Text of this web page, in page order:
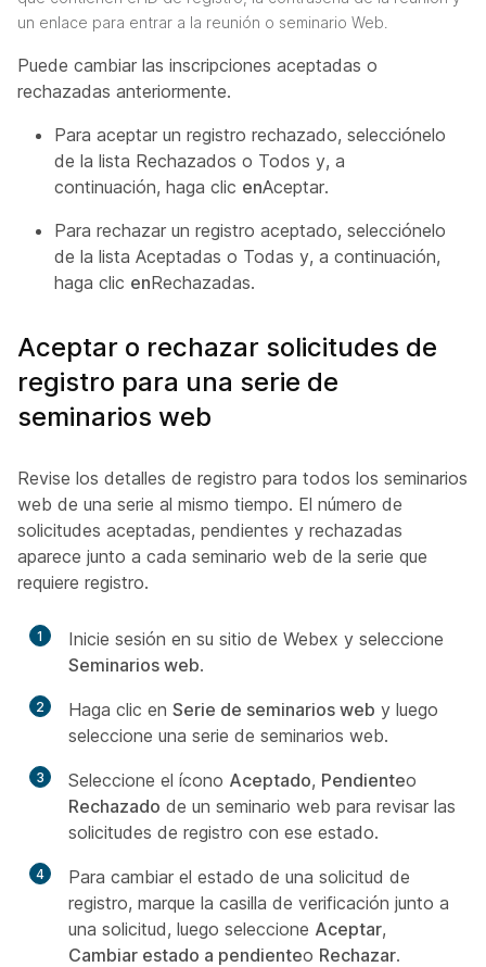
un enlace para entrar a la reunión o seminario Web.
Puede cambiar las inscripciones aceptadas o
rechazadas anteriormente.
Para aceptar un registro rechazado, selecciónelo
de la lista Rechazados o Todos y, a
continuación, haga clic enAceptar.
Para rechazar un registro aceptado, selecciónelo
de la lista Aceptadas o Todas y, a continuación,
haga clic enRechazadas.
Aceptar o rechazar solicitudes de
registro para una serie de
seminarios web
Revise los detalles de registro para todos los seminarios
web de una serie al mismo tiempo. El número de
solicitudes aceptadas, pendientes y rechazadas
aparece junto a cada seminario web de la serie que
requiere registro.
1
Inicie sesión en su sitio de Webex y seleccione
Seminarios web.
2 Haga clic en Serie de seminarios web y luego
seleccione una serie de seminarios web.
3 Seleccione el ícono Aceptado, Pendienteo
Rechazado de un seminario web para revisar las
solicitudes de registro con ese estado.
4
Para cambiar el estado de una solicitud de
registro, marque la casilla de verificación junto a
una solicitud, luego seleccione Aceptar,
Cambiar estado a pendienteo Rechazar.